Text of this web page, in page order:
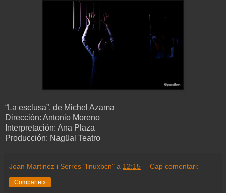
“La esclusa”, de Michel Azama
Dirección: Antonio Moreno
Interpretación: Ana Plaza
Producción: Nagüal Teatro
Joan Martinez i Serres "linuxbcn" a 12:15 Cap comentari:
Comparteix